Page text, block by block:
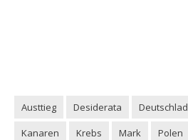
Austtieg Desiderata Deutschlad
Kanaren
Krebs Mark Polen